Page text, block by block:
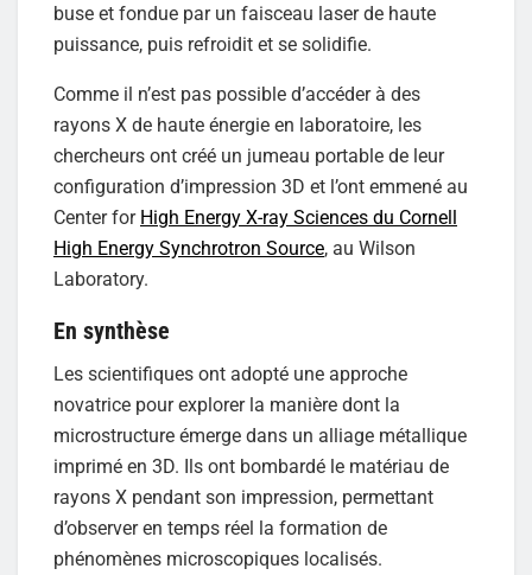
buse et fondue par un faisceau laser de haute
puissance, puis refroidit et se solidifie.
Comme il n’est pas possible d’accéder à des
rayons X de haute énergie en laboratoire, les
chercheurs ont créé un jumeau portable de leur
configuration d’impression 3D et l’ont emmené au
Center for High Energy X-ray Sciences du Cornell
High Energy Synchrotron Source, au Wilson
Laboratory.
En synthèse
Les scientifiques ont adopté une approche
novatrice pour explorer la manière dont la
microstructure émerge dans un alliage métallique
imprimé en 3D. Ils ont bombardé le matériau de
rayons X pendant son impression, permettant
d’observer en temps réel la formation de
phénomènes microscopiques localisés.